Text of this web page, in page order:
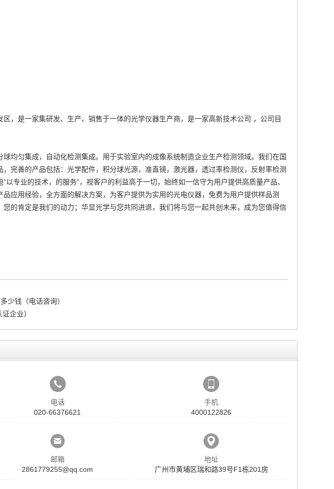
，是一家集研发、生产、销售于一体的光学仪器生产商，是一家高新技术公司 ，公司目
均匀集成，自动化检测集成。用于实验室内的成像系统制造企业生产检测领域。我们在国
完善的产品包括：光学配件，积分球光源，准直镜，激光器，透过率检测仪，反射率检测
专业的技术，的服务”，视客户的利益高于一切，始终如一信守为用户提供高质量产品、
应用经验，全方面的解决方案，为客户提供为实用的光电仪器，免费为用户提供样品测
的肯定是我们的动力；华显光学与您共同进退，我们将与您一起共创未来，成为您值得信
少钱（电话咨询）
企业）
电话
020-66376621
手机
4000122826
邮箱
2861779255@qq.com
地址
广州市黄埔区瑞和路39号F1栋201房